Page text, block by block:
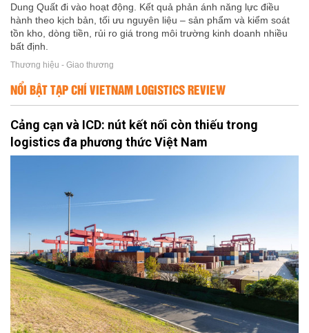
Dung Quất đi vào hoạt động. Kết quả phản ánh năng lực điều
hành theo kịch bản, tối ưu nguyên liệu – sản phẩm và kiểm soát
tồn kho, dòng tiền, rủi ro giá trong môi trường kinh doanh nhiều
bất định.
Thương hiệu - Giao thương
NỔI BẬT TẠP CHÍ VIETNAM LOGISTICS REVIEW
Cảng cạn và ICD: nút kết nối còn thiếu trong
logistics đa phương thức Việt Nam